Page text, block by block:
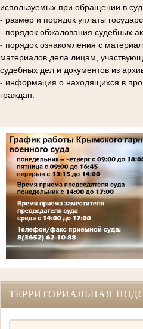
используемых при обращении в
- размер и порядок уплаты
- порядок обжалования судебных
- порядок ознакомления с
материалов дела лицам,
судебных дел и документов из
- информация о находящихся в
граждан.
ТЕРРИТОРИАЛЬНАЯ